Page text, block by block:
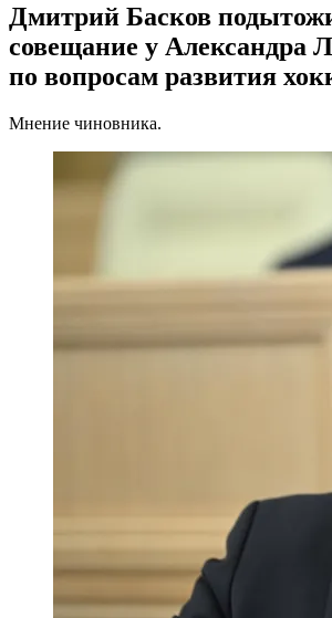
Дмитрий Басков
совещание у Александра
по вопросам развития
Мнение чиновника.